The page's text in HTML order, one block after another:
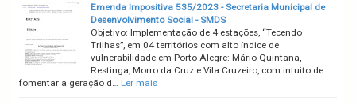
Emenda Impositiva 535/2023 - Secretaria Municipal de
Desenvolvimento Social - SMDS
Objetivo: Implementação de 4 estações, “Tecendo
Trilhas”, em 04 territórios com alto índice de
vulnerabilidade em Porto Alegre: Mário Quintana,
Restinga, Morro da Cruz e Vila Cruzeiro, com intuito de
fomentar a geração d…
Ler mais